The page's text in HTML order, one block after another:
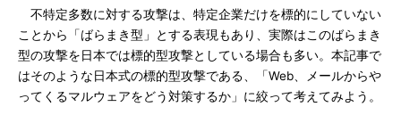
不特定多数に対する攻撃は、特定企業だけを標的にしていない
ことから「ばらまき型」とする表現もあり、実際はこのばらまき
型の攻撃を日本では標的型攻撃としている場合も多い。本記事で
はそのような日本式の標的型攻撃である、「Web、メールからや
ってくるマルウェアをどう対策するか」に絞って考えてみよう。